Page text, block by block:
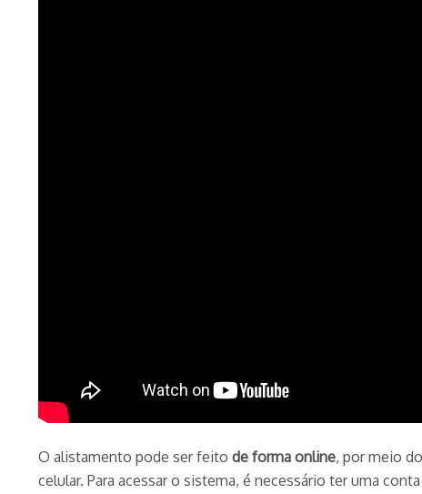
O alistamento pode ser feito de forma online, por meio
celular. Para acessar o sistema, é necessário ter uma